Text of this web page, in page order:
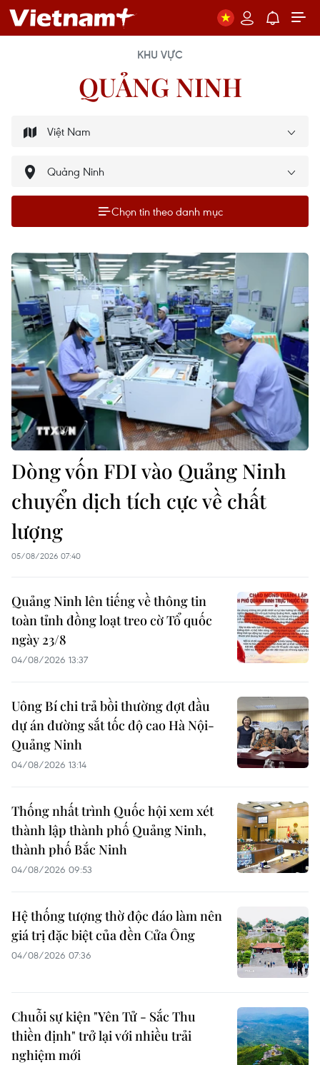
KHU VỰC
QUẢNG NINH
Chọn tin theo danh mục
Dòng vốn FDI vào Quảng Ninh
chuyển dịch tích cực về chất
lượng
05/08/2026 07:40
Quảng Ninh lên tiếng về thông tin
toàn tỉnh đồng loạt treo cờ Tổ quốc
ngày 23/8
04/08/2026 13:37
Uông Bí chi trả bồi thường đợt đầu
dự án đường sắt tốc độ cao Hà Nội-
Quảng Ninh
04/08/2026 13:14
Thống nhất trình Quốc hội xem xét
thành lập thành phố Quảng Ninh,
thành phố Bắc Ninh
04/08/2026 09:53
Hệ thống tượng thờ độc đáo làm nên
giá trị đặc biệt của đền Cửa Ông
04/08/2026 07:36
Chuỗi sự kiện "Yên Tử - Sắc Thu
thiền định" trở lại với nhiều trải
nghiệm mới